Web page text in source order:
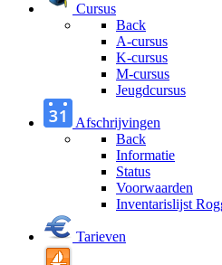
Cursus
Back
A-cursus
K-cursus
M-cursus
Jeugdcursus
Afschrijvingen
Back
Informatie
Status
Voorwaarden
Inventarislijst
Tarieven